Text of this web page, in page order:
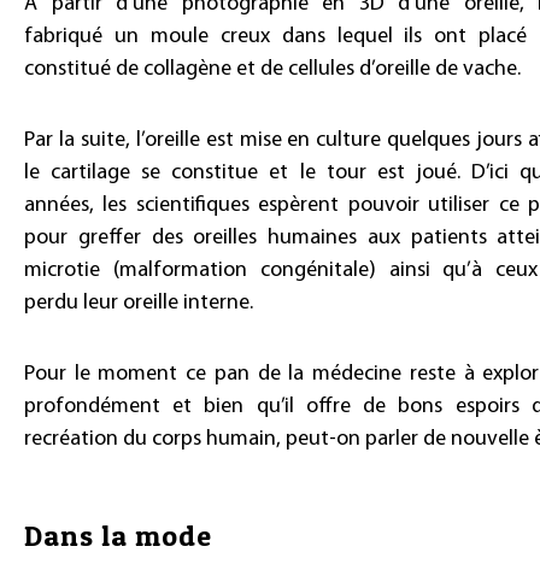
fabriqué un moule creux dans lequel ils ont placé
constitué de collagène et de cellules d’oreille de vache.
Par la suite, l’oreille est mise en culture quelques jours
le cartilage se constitue et le tour est joué. D’ici
années, les scientifiques espèrent pouvoir utiliser ce
pour greffer des oreilles humaines aux patients
microtie (malformation congénitale) ainsi qu’à
perdu leur oreille interne.
Pour le moment ce pan de la médecine reste à
profondément et bien qu’il offre de bons espoirs
recréation du corps humain, peut-on parler de nouvelle
Dans la mode